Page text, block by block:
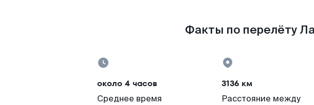
Факты по перелёту
около 4 часов
Среднее время
3136 км
Расстояние между